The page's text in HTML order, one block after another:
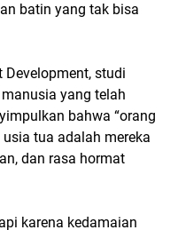
batin yang tak bisa
studi
yang telah
bahwa “orang
tua adalah mereka
dan rasa hormat
karena kedamaian